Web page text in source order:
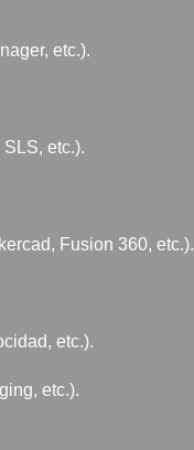
etc.).
etc.).
Fusion 360, etc.).
etc.).
etc.).